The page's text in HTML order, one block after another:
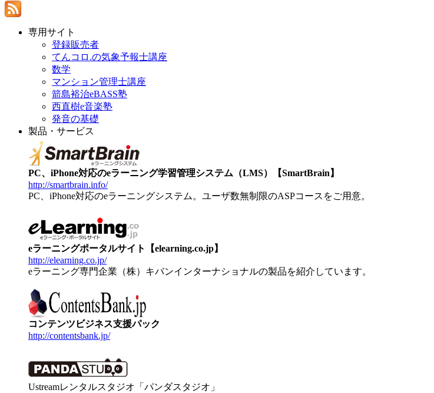
専用サイト
登録販売者
てんコロ.の気象予報士講座
数学
マンション管理士講座
箭島裕治eBASS塾
西直樹e音楽塾
発音の基礎
製品・サービス
PC、iPhone対応のeラーニング学習管理システム（LMS）【SmartBrain】
http://smartbrain.info/
PC、iPhone対応のeラーニングシステム。ユーザ数無制限のASPコースをご用意。
eラーニングポータルサイト【elearning.co.jp】
http://elearning.co.jp/
eラーニング専門企業（株）キバンインターナショナルの製品を紹介しています。
コンテンツビジネス支援パック
http://contentsbank.jp/
Ustreamレンタルスタジオ「パンダスタジオ」